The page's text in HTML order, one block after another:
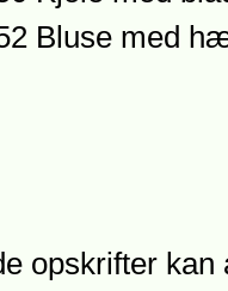
Bluse med
opskrifter kan